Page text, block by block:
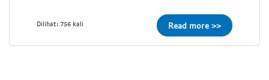
Dilihat: 756 kali Read more >>